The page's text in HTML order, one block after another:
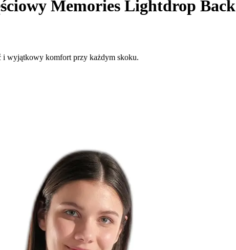
Memories Lightdrop Back
i wyjątkowy komfort przy każdym skoku.